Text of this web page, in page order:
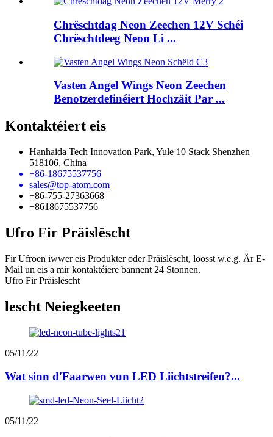
Chrëschtdag Neon Zeechen 12V Schéi
Chrëschtdeeg Neon Li ...
Vasten Angel Wings Neon Zeechen
Benotzerdefinéiert Hochzäit Par ...
Kontaktéiert eis
Hanhaida Tech Innovation Park, Yule 10 Stack Shenzhen
518106, China
+86-18675537756
sales@top-atom.com
+86-755-27363668
+8618675537756
Ufro Fir Präislëscht
Fir Ufroen iwwer eis Produkter oder Präislëscht, loosst w.e.g. Är E-
Mail un eis a mir kontaktéiere bannent 24 Stonnen.
Ufro Fir Präislëscht
lescht Neiegkeeten
05/11/22
Wat sinn d'Faarwen vun LED Liichtstreifen?...
05/11/22